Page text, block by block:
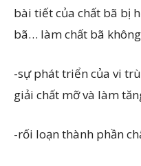
bài tiết của chất bã bị
bã… làm chất bã
-sự phát triển của vi
giải chất mỡ và làm
-rối loạn thành phần